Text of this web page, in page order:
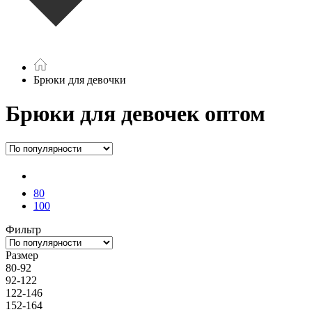
Брюки для девочки
Брюки для девочек оптом
80
100
Фильтр
Размер
80-92
92-122
122-146
152-164